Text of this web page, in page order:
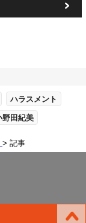
ハラスメント
野田紀美
記事